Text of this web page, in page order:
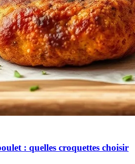
: quelles croquettes choisir